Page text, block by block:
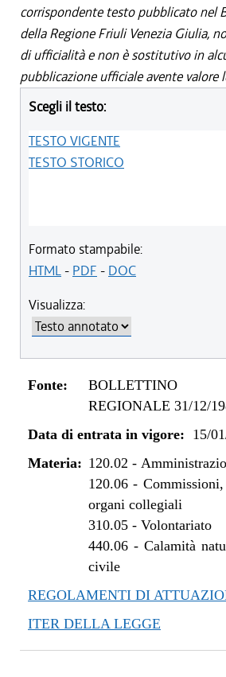
corrispondente testo pubblicato nel
della Regione Friuli Venezia Giulia,
di ufficialità e non è sostitutivo in
pubblicazione ufficiale avente valore
Scegli il testo:
TESTO VIGENTE
TESTO STORICO
Formato stampabile:
HTML- PDF - DOC
Visualizza:
Fonte:
BOLLETTINO
REGIONALE 31/12/
Data di entrata in vigore: 15/
Materia: 120.02 -
120.06-
organi collegiali
310.05- Volontariato
440.06- Calamità
civile
REGOLAMENTI DI
ITER DELLA LEGGE